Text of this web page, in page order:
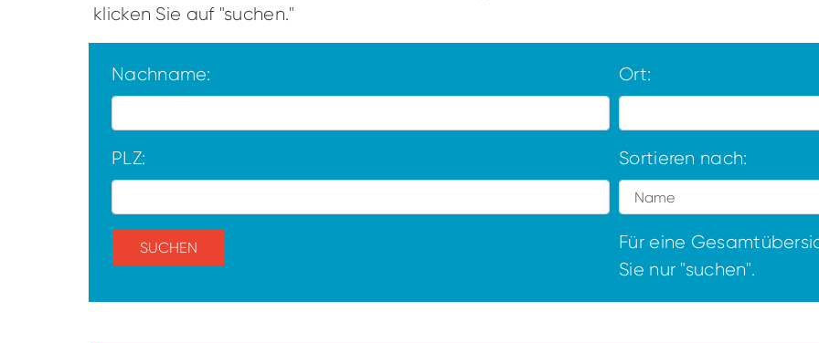
klicken Sie auf "suchen."
Nachname: Ort:
PLZ: Sortieren nach:
SUCHEN
Für eine
Sie nur "suchen".